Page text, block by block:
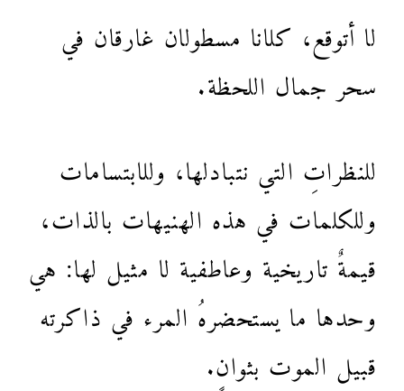
لا أتوقع، كلانا مسطولان غارقان في
سحر جمال اللحظة.
للنظراتِ التي نتبادلها، وللابتسامات
وللكلمات في هذه الهنيهات بالذات،
قيمةٌ تاريخية وعاطفية لا مثيل لها: هي
وحدها ما يستحضرهُ المرء في ذاكرته
قبيل الموت بثوانٍ.